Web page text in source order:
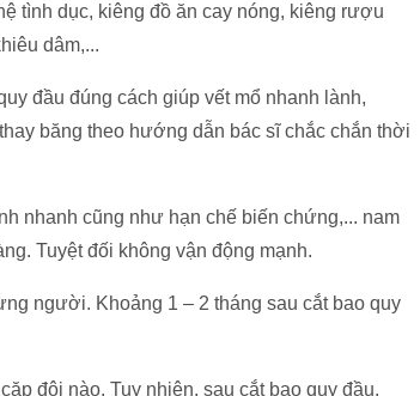
tình dục, kiêng đồ ăn cay nóng, kiêng rượu
dâm,...
đầu đúng cách giúp vết mổ nhanh lành,
băng theo hướng dẫn bác sĩ chắc chắn thời
nhanh cũng như hạn chế biến chứng,... nam
Tuyệt đối không vận động mạnh.
người. Khoảng 1 – 2 tháng sau cắt bao quy
đôi nào. Tuy nhiên, sau cắt bao quy đầu,